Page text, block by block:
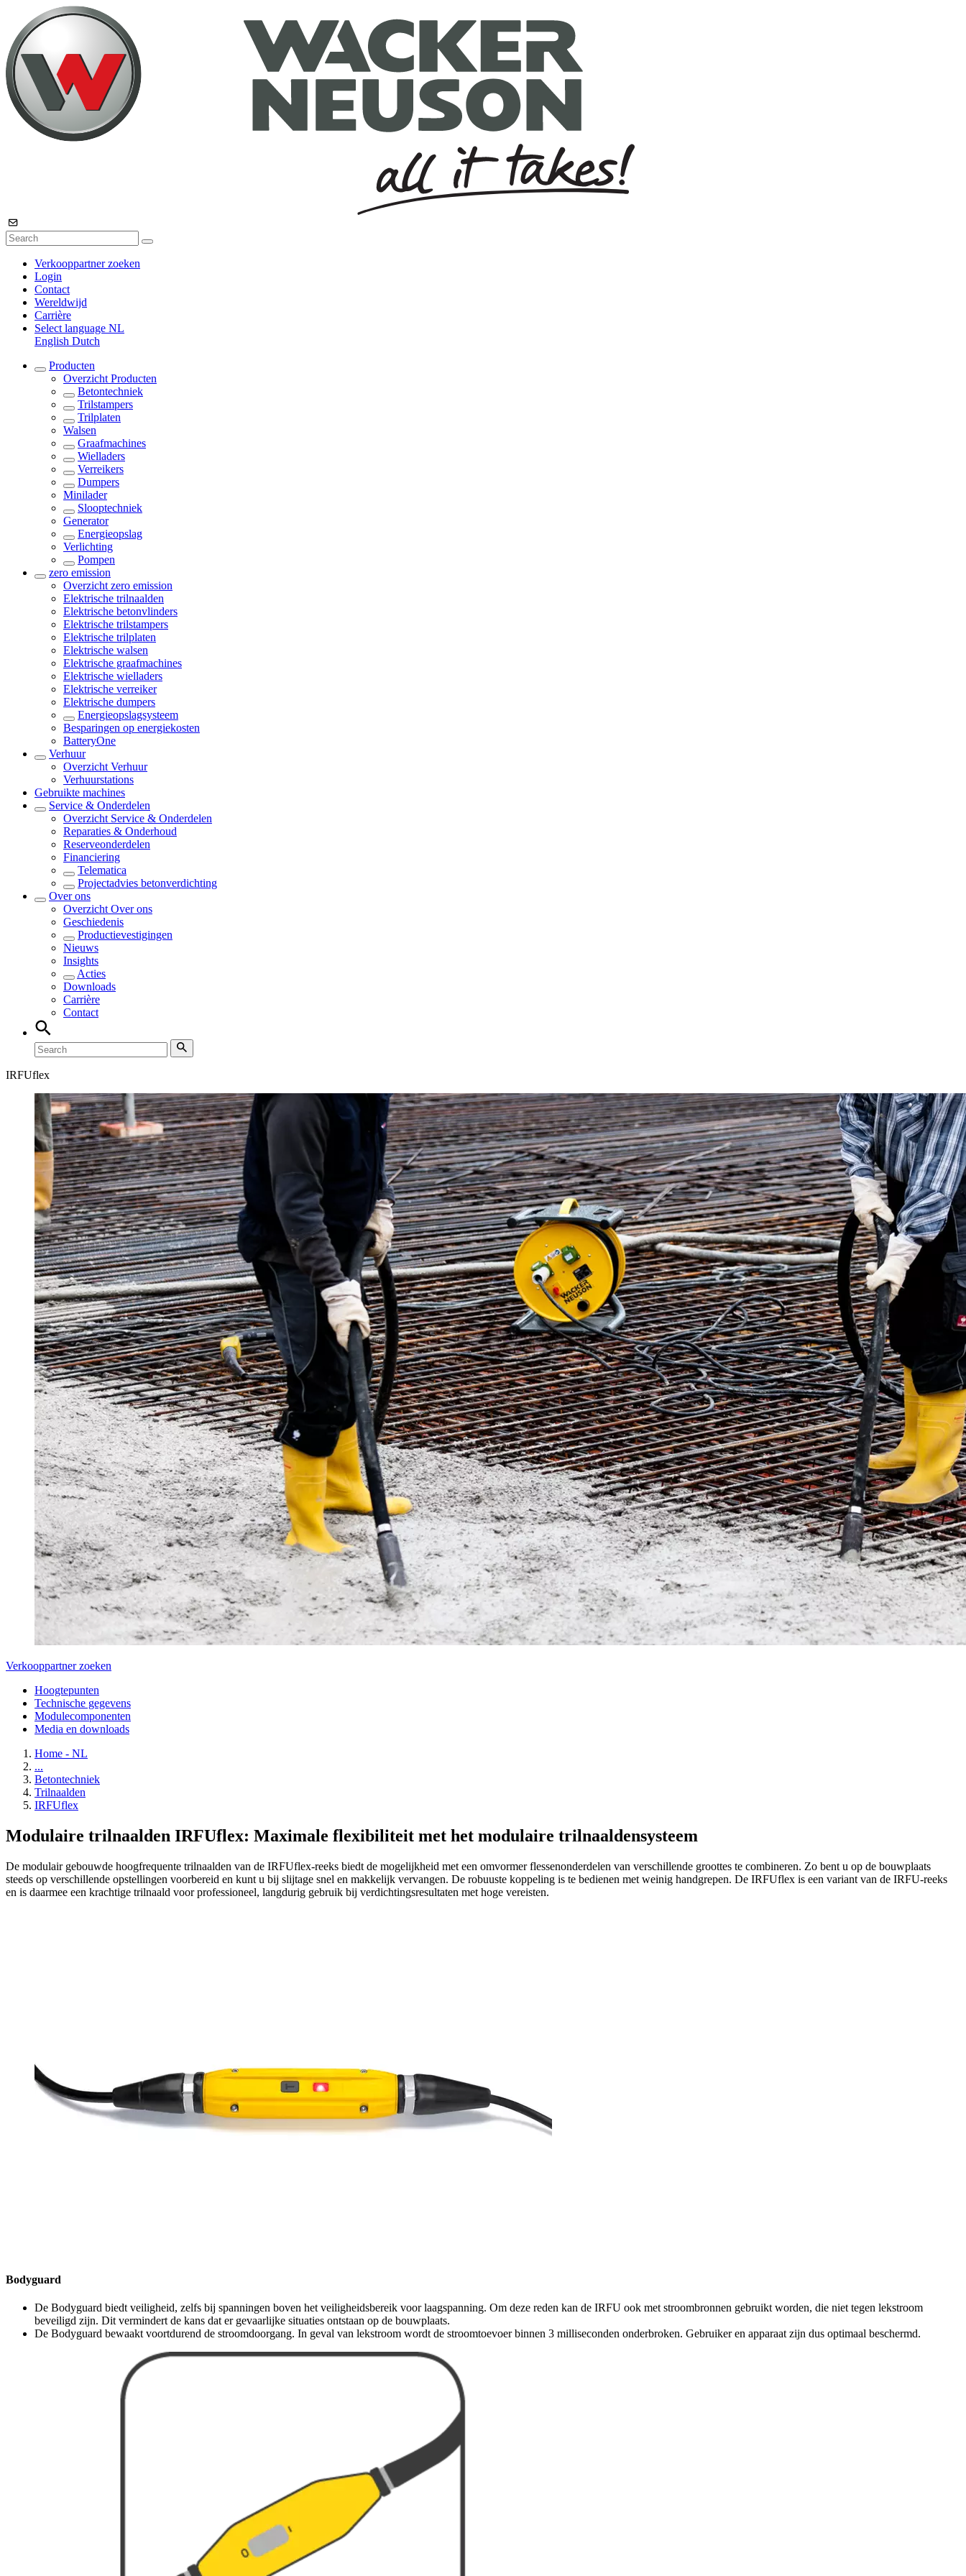
Verkooppartner zoeken
Login
Contact
Wereldwijd
Carrière
Select language NL
English Dutch
Producten
Overzicht Producten
Betontechniek
Trilstampers
Trilplaten
Walsen
Graafmachines
Wielladers
Verreikers
Dumpers
Minilader
Slooptechniek
Generator
Energieopslag
Verlichting
Pompen
zero emission
Overzicht zero emission
Elektrische trilnaalden
Elektrische betonvlinders
Elektrische trilstampers
Elektrische trilplaten
Elektrische walsen
Elektrische graafmachines
Elektrische wielladers
Elektrische verreiker
Elektrische dumpers
Energieopslagsysteem
Besparingen op energiekosten
BatteryOne
Verhuur
Overzicht Verhuur
Verhuurstations
Gebruikte machines
Service & Onderdelen
Overzicht Service & Onderdelen
Reparaties & Onderhoud
Reserveonderdelen
Financiering
Telematica
Projectadvies betonverdichting
Over ons
Overzicht Over ons
Geschiedenis
Productievestigingen
Nieuws
Insights
Acties
Downloads
Carrière
Contact
IRFUflex
Verkooppartner zoeken
Hoogtepunten
Technische gegevens
Modulecomponenten
Media en downloads
Home - NL
...
Betontechniek
Trilnaalden
IRFUflex
Modulaire trilnaalden IRFUflex: Maximale flexibiliteit met het modulaire trilnaaldensysteem
De modulair gebouwde hoogfrequente trilnaalden van de IRFUflex-reeks biedt de mogelijkheid met een omvormer flessenonderdelen van verschillende groottes te combineren. Zo bent u op de bouwplaats
steeds op verschillende opstellingen voorbereid en kunt u bij slijtage snel en makkelijk vervangen. De robuuste koppeling is te bedienen met weinig handgrepen. De IRFUflex is een variant van de IRFU-reeks
en is daarmee een krachtige trilnaald voor professioneel, langdurig gebruik bij verdichtingsresultaten met hoge vereisten.
Bodyguard
De Bodyguard biedt veiligheid, zelfs bij spanningen boven het veiligheidsbereik voor laagspanning. Om deze reden kan de IRFU ook met stroombronnen gebruikt worden, die niet tegen lekstroom
beveiligd zijn. Dit vermindert de kans dat er gevaarlijke situaties ontstaan op de bouwplaats.
De Bodyguard bewaakt voortdurend de stroomdoorgang. In geval van lekstroom wordt de stroomtoevoer binnen 3 milliseconden onderbroken. Gebruiker en apparaat zijn dus optimaal beschermd.